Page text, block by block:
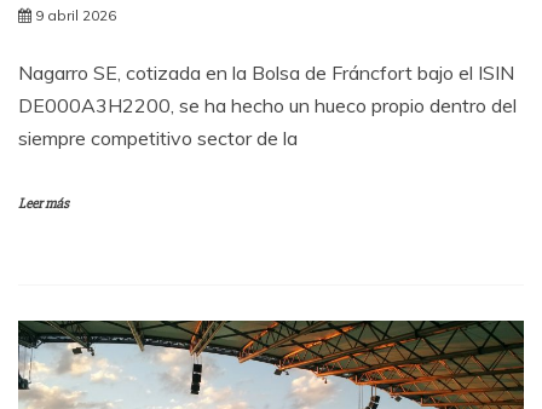
9 abril 2026
Nagarro SE, cotizada en la Bolsa de Fráncfort bajo el ISIN
DE000A3H2200, se ha hecho un hueco propio dentro del
siempre competitivo sector de la
Leer más